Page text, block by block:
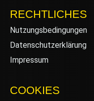
RECHTLICHES
Nutzungsbedingungen
Datenschutzerklärung
Impressum
COOKIES